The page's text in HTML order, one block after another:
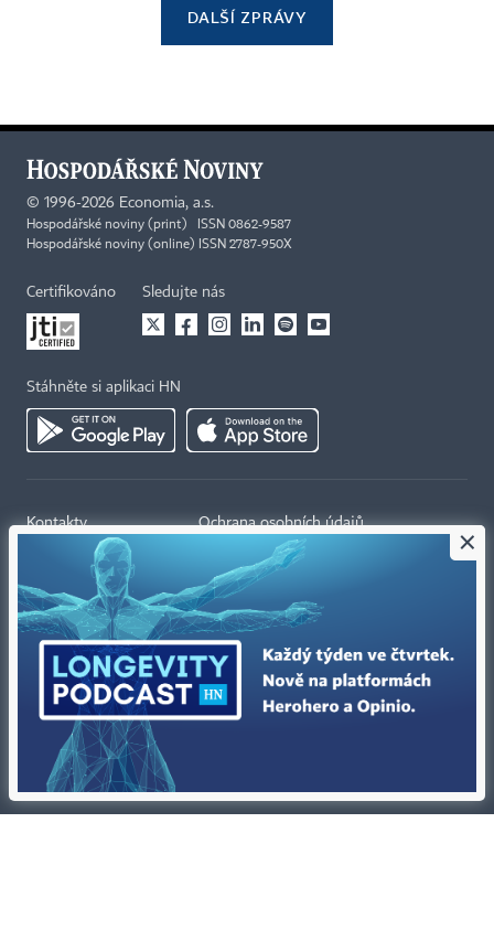
DALŠÍ ZPRÁVY
© 1996-2026 Economia, a.s.
Hospodářské noviny (print) ISSN 0862-9587
Hospodářské noviny (online) ISSN 2787-950X
Certifikováno Sledujte nás
Stáhněte si aplikaci HN
Kontakty
Tiráž redakce HN
Economia
Kariéra v HN
Ceník inzerce
Ochrana osobních údajů
Prohlášení o cookies
Nastavení soukromí
Všeobecné smluvní podmínky
Koupit / darovat předplatné
Eventy
Newslettery
×